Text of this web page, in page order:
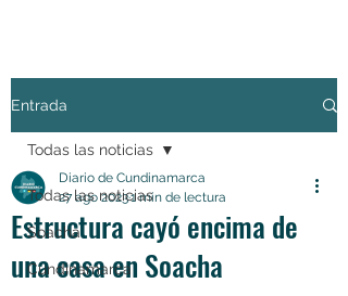
Entrada
Todas las noticias
Soacha
Cundinamarca
Todas las noticias
Estructura cayó encima de
una casa en Soacha
Diario de Cundinamarca
27 ago 20231 min de lectura